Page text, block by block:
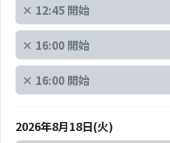
× 12:45 開始
× 16:00 開始
× 16:00 開始
2026年8月18日(火)